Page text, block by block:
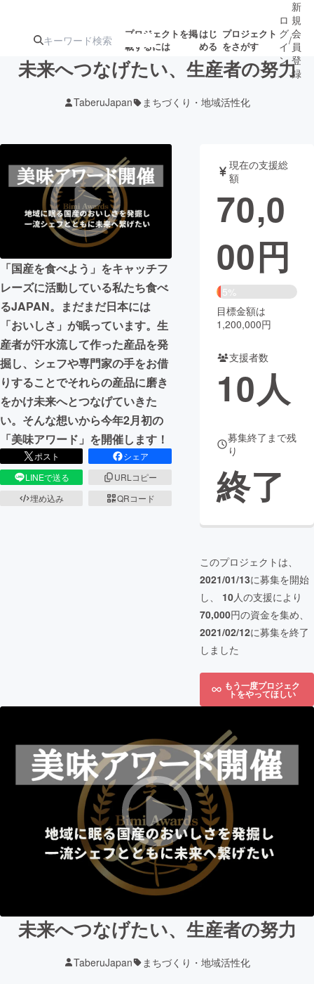
プロジェクトを掲
載するには
はじ
める
プロジェクト
をさがす
アート・写真
テクノロジー・ガジェット ゲーム・サ
映像・映画
ビジネス・起業 チャレンジ
まちづくり・地域活性化
CAMPFIRE for Social Good
CAMPFIRE Creation
CAMPFIREふるさと納税
コミュニティ
ロ
グ
イ
ン
/
新
規
会
員
登
録
未来へつなげたい、生産者の努力
TaberuJapan まちづくり・地域活性化
「国産を食べよう」をキャッチフ
レーズに活動している私たち食べ
るJAPAN。まだまだ日本には
「おいしさ」が眠っています。生
産者が汗水流して作った産品を発
掘し、シェフや専門家の手をお借
りすることでそれらの産品に磨き
をかけ未来へとつなげていきた
い。そんな想いから今年2月初の
「美味アワード」を開催します！
ポスト
シェア
LINEで送る
URLコピー
埋め込み
QRコード
現在の支援総
額
70,0
00円
5%
目標金額は
1,200,000円
支援者数
10人
募集終了まで残
り
終了
このプロジェクトは、
2021/01/13に募集を開始
し、 10人の支援により
70,000円の資金を集め、
2021/02/12に募集を終了
しました
もう一度プロジェク
トをやってほしい
未来へつなげたい、生産者の努力
TaberuJapan まちづくり・地域活性化